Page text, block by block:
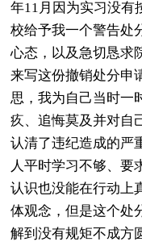
年11月因为实习没有
校给予我一个警告处
心态，以及急切恳求
来写这份撤销处分申
思，我为自己当时一
疚、追悔莫及并对自
认清了违纪造成的严
人平时学习不够、要
认识也没能在行动上
体观念，但是这个处
解到没有规矩不成方